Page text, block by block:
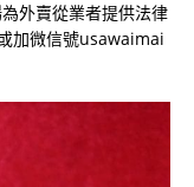
外賣從業者提供法律
加微信號usawaimai